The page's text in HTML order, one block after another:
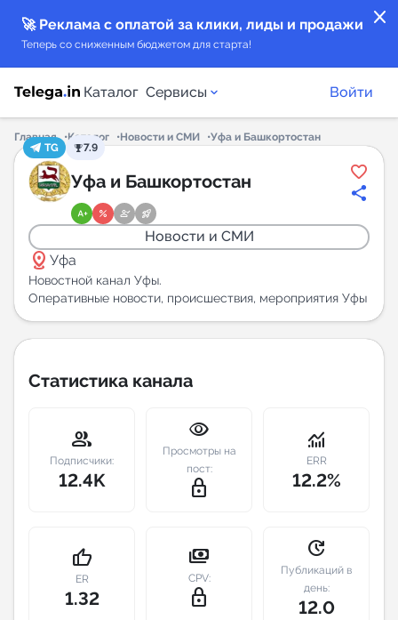
close
🚀 Реклама с оплатой за клики, лиды и продажи
Теперь со сниженным бюджетом для старта!
Каталог Сервисы
Каталог каналов
Каталог ботов
Горящие предложения
Индекс читаемости каналов в Telegram
New
New
Индивидуальное сопровождение
Аналитика Telegram
Войти
Главная Каталог Новости и СМИ
Уфа и Башкортостан
TG
7.9
Уфа и Башкортостан
Новости и СМИ
distance Уфа
Новостной канал Уфы.
Оперативные новости, происшествия, мероприятия Уфы
Статистика канала
group
Подписчики:
12.4K
visibility
Просмотры на
пост:
lock_outline
monitoring
ERR
12.2%
thumb_up
ER
1.32
payments
CPV:
lock_outline
update
Публикаций в
день:
12.0